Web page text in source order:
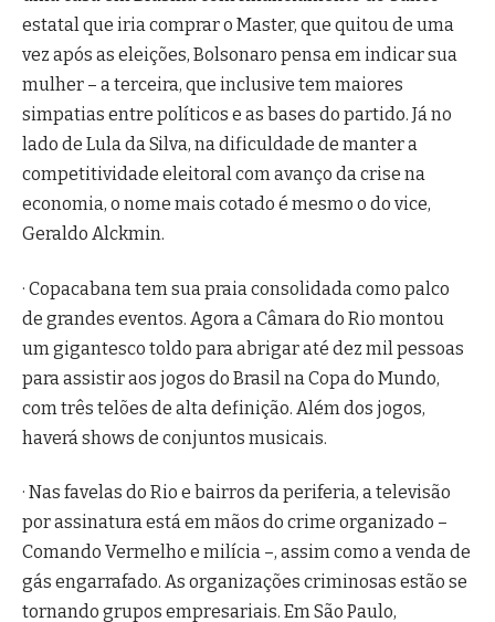
estatal que iria comprar o Master, que quitou de uma
vez após as eleições, Bolsonaro pensa em indicar sua
mulher – a terceira, que inclusive tem maiores
simpatias entre políticos e as bases do partido. Já no
lado de Lula da Silva, na dificuldade de manter a
competitividade eleitoral com avanço da crise na
economia, o nome mais cotado é mesmo o do vice,
Geraldo Alckmin.
· Copacabana tem sua praia consolidada como palco
de grandes eventos. Agora a Câmara do Rio montou
um gigantesco toldo para abrigar até dez mil pessoas
para assistir aos jogos do Brasil na Copa do Mundo,
com três telões de alta definição. Além dos jogos,
haverá shows de conjuntos musicais.
· Nas favelas do Rio e bairros da periferia, a televisão
por assinatura está em mãos do crime organizado –
Comando Vermelho e milícia –, assim como a venda de
gás engarrafado. As organizações criminosas estão se
tornando grupos empresariais. Em São Paulo,